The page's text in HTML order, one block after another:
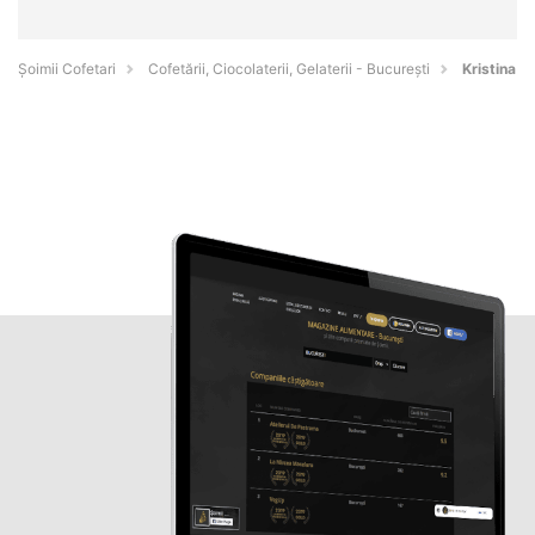
Șoimii Cofetari Cofetării, Ciocolaterii, Gelaterii - Bucureşti Kristina